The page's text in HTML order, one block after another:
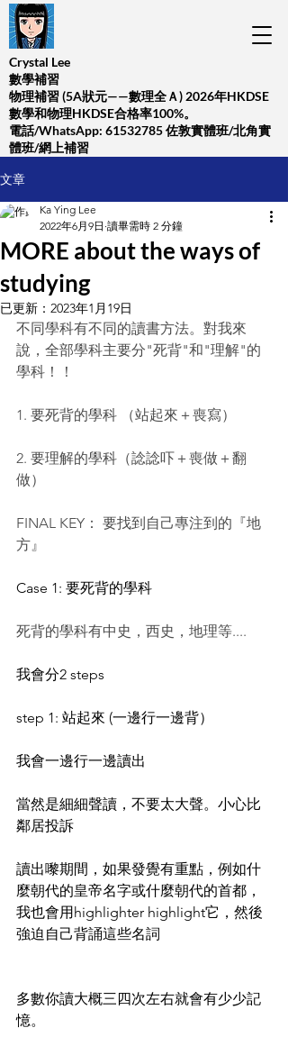
Crystal Lee
數學補習
​物理補習 (5A狀元——數理全Ａ) 2026年HKDSE
數學和物理HKDSE合格率100%。
​電話/WhatsApp: 61532785佐敦實體班/北角實
體班/網上補習
文章
MORE about the ways of
studying
Ka Ying Lee
2022年6月9日 讀畢需時 2 分鐘
已更新： 2023年1月19日
不同學科有不同的讀書方法。對我來
說，全部學科主要分"死背"和"理解"的
學科！！
1. 要死背的學科 （站起來＋喪寫）
2. 要理解的學科（諗諗吓＋喪做＋翻
做）
FINAL KEY： 要找到自己專注到的『地
方』
Case 1: 要死背的學科
死背的學科有中史，西史，地理等....
我會分2 steps
step 1: 站起來 (一邊行一邊背）
我會一邊行一邊讀出
當然是細細聲讀，不要太大聲。小心比
鄰居投訴
讀出嚟期間，如果發覺有重點，例如什
麼朝代的皇帝名字或什麼朝代的首都，
我也會用highlighter highlight它，然後
強迫自己背誦這些名詞
多數你讀大概三四次左右就會有少少記
憶。